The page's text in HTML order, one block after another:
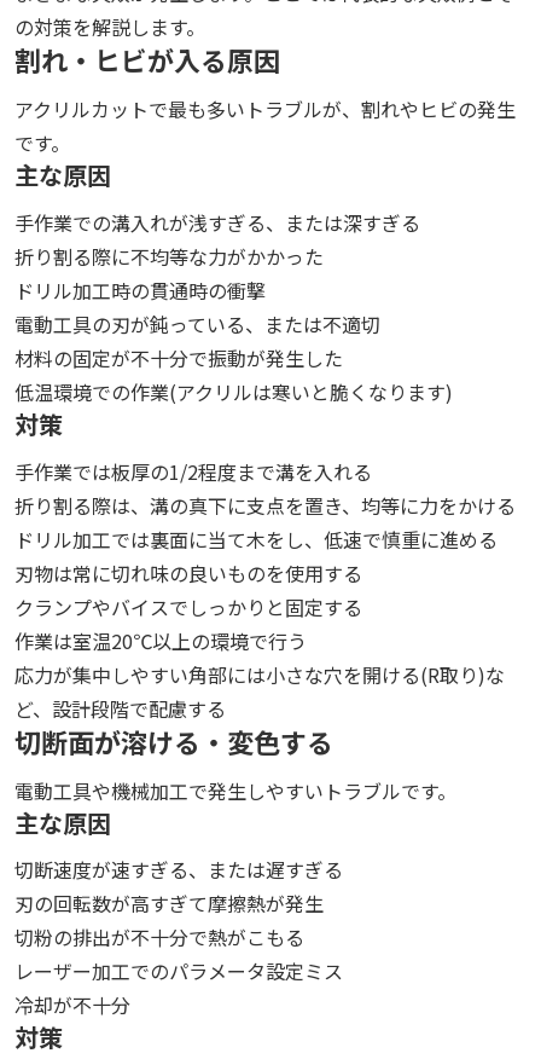
の対策を解説します。
割れ・ヒビが入る原因
アクリルカットで最も多いトラブルが、割れやヒビの発生
です。
主な原因
手作業での溝入れが浅すぎる、または深すぎる
折り割る際に不均等な力がかかった
ドリル加工時の貫通時の衝撃
電動工具の刃が鈍っている、または不適切
材料の固定が不十分で振動が発生した
低温環境での作業(アクリルは寒いと脆くなります)
対策
手作業では板厚の1/2程度まで溝を入れる
折り割る際は、溝の真下に支点を置き、均等に力をかける
ドリル加工では裏面に当て木をし、低速で慎重に進める
刃物は常に切れ味の良いものを使用する
クランプやバイスでしっかりと固定する
作業は室温20℃以上の環境で行う
応力が集中しやすい角部には小さな穴を開ける(R取り)な
ど、設計段階で配慮する
切断面が溶ける・変色する
電動工具や機械加工で発生しやすいトラブルです。
主な原因
切断速度が速すぎる、または遅すぎる
刃の回転数が高すぎて摩擦熱が発生
切粉の排出が不十分で熱がこもる
レーザー加工でのパラメータ設定ミス
冷却が不十分
対策